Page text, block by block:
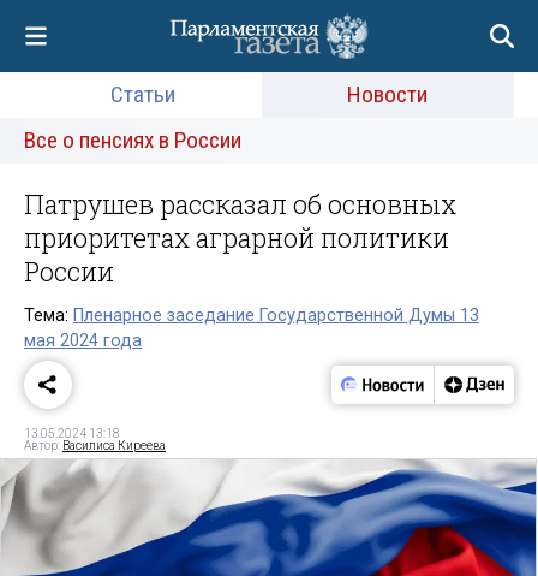
Статьи
Новости
Все о пенсиях в России
Патрушев рассказал об основных
приоритетах аграрной политики
России
Тема: Пленарное заседание Государственной Думы 13
мая 2024 года
13.05.2024 13:18
Автор: Василиса Киреева